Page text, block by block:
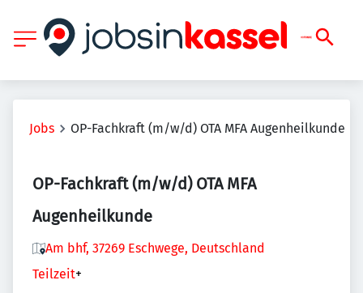
Jobs OP-Fachkraft (m/w/d) OTA MFA Augenheilkunde
OP-Fachkraft (m/w/d) OTA MFA
Augenheilkunde
Am bhf, 37269 Eschwege, Deutschland
Teilzeit+